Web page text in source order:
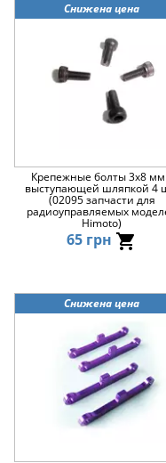
Снижена цена
Крепежные болты 3х8 мм
выступающей шляпкой 4
(02095 запчасти для
радиоуправляемых
Himoto)
65 грн
Снижена цена